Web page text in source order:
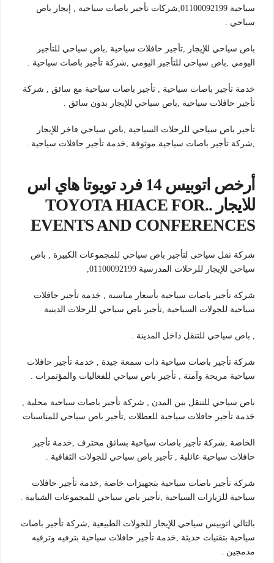
سياحية 01100092199,شركات تأجير باصات سياحية , إيجار باص
سياحي .
باص سياحي للإيجار ,تأجير حافلات سياحية ,باص سياحي للتأجير
اليومي ,باص سياحي للتأجير اليومي ,شركة تأجير باصات سياحية .
خدمة تأجير باصات سياحية , تأجير باصات سياحية مع سائق , شركة
تأجير حافلات سياحية ,باص سياحي للإيجار بدون سائق .
تأجير باص سياحي للرحلات السياحية ,باص سياحي فاخر للإيجار
,شركة تأجير باصات سياحية موثوقة ,خدمة تأجير حافلات سياحية .
أرخص اتوبيس 14 فرد تويوتا هاي اس
للايجار ..TOYOTA HIACE FOR
EVENTS AND CONFERENCES
شركة نقل سياحى لتأجير باص سياحي للمجموعات الكبيرة , باص
سياحي للإيجار للرحلات المدرسية 01100092199,
شركة تأجير باصات سياحية بأسعار مناسبة , خدمة تأجير حافلات
سياحية للجولات السياحية ,تأجير باص سياحي للرحلات الدينية
, باص سياحي للتنقل داخل المدينة .
شركة تأجير باصات سياحية ذات سمعة جيدة , خدمة تأجير حافلات
سياحية مريحة وآمنة , تأجير باص سياحي للفعاليات والمؤتمرات .
باص سياحي للتنقل بين المدن , شركة تأجير باصات سياحية محلية ,
خدمة تأجير حافلات سياحية للعطلات ,تأجير باص سياحي للمناسبات
الخاصة ,شركة تأجير باصات سياحية بسائق محترف ,خدمة تأجير
حافلات سياحية عائلية , تأجير باص سياحي للجولات الثقافية .
شركة تأجير باصات سياحية بتجهيزات خاصة ,خدمة تأجير حافلات
سياحية للزيارات السياحية ,تأجير باص سياحي للمجموعات الشبابية .
بالتالي اتوبيس سياحي للإيجار للجولات الطبيعية ,شركة تأجير باصات
سياحية بتقنيات حديثة ,خدمة تأجير حافلات سياحية بترفيه وترفيه
مدمجين .